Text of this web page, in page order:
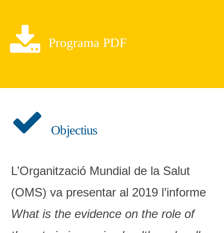
Programa PDF
Objectius
L’Organització Mundial de la Salut
(OMS) va presentar al 2019 l’informe
What is the evidence on the role of